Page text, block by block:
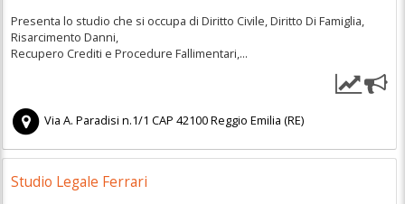
Presenta lo studio che si occupa di Diritto Civile, Diritto Di Famiglia,
Risarcimento Danni,
Recupero Crediti e Procedure Fallimentari,...
Via A. Paradisi n.1/1 CAP42100Reggio Emilia (RE)
Studio Legale Ferrari